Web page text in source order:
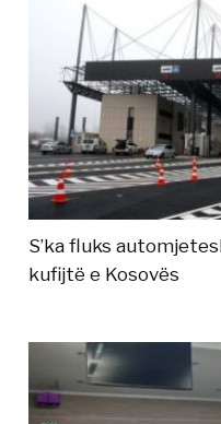
S’ka fluks
kufijtë e Kosovës